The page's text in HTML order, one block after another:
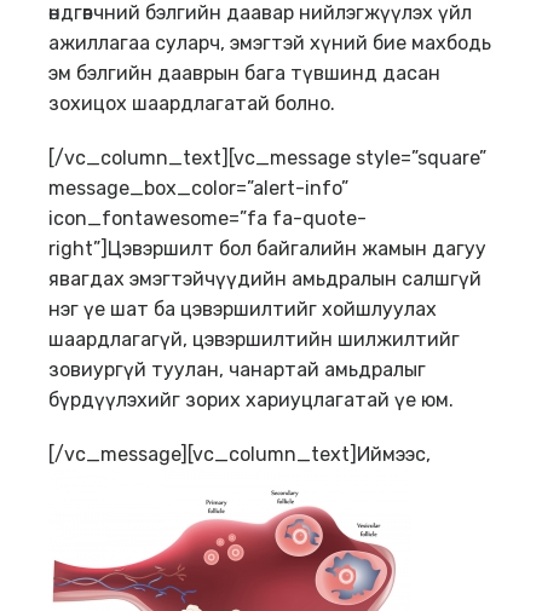
өндгөвчний бэлгийн даавар нийлэгжүүлэх үйл
ажиллагаа суларч, эмэгтэй хүний бие махбодь
эм бэлгийн дааврын бага түвшинд дасан
зохицох шаардлагатай болно.
[/vc_column_text][vc_message style=”square”
message_box_color=”alert-info”
icon_fontawesome=”fa fa-quote-
right”]Цэвэршилт бол байгалийн жамын дагуу
явагдах эмэгтэйчүүдийн амьдралын салшгүй
нэг үе шат ба цэвэршилтийг хойшлуулах
шаардлагагүй, цэвэршилтийн шилжилтийг
зовиургүй туулан, чанартай амьдралыг
бүрдүүлэхийг зорих хариуцлагатай үе юм.
[/vc_message][vc_column_text] Иймээс,